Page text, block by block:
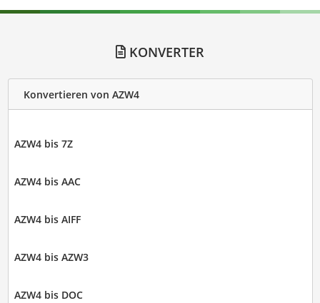
KONVERTER
Konvertieren von AZW4
AZW4 bis 7Z
AZW4 bis AAC
AZW4 bis AIFF
AZW4 bis AZW3
AZW4 bis DOC